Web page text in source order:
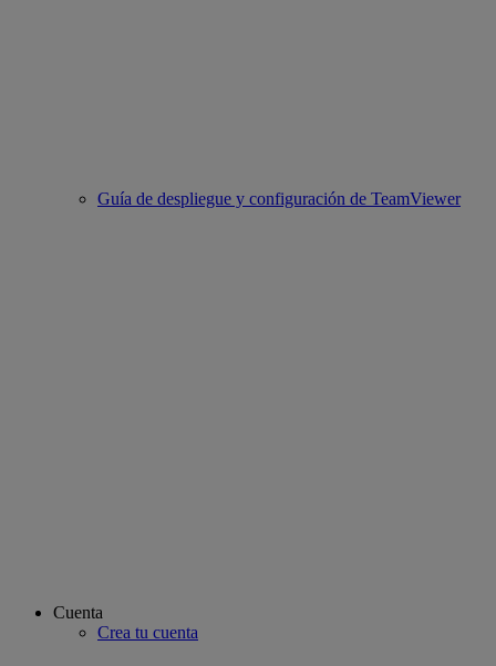
Guía de despliegue y configuración de TeamViewer
Cuenta
Crea tu cuenta